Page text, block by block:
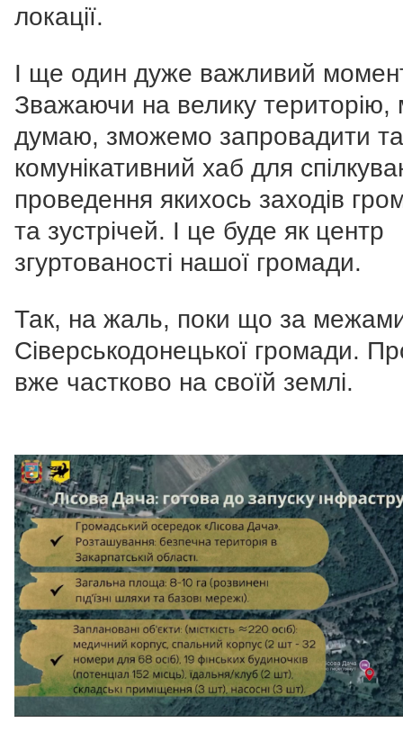
локації.
І ще один дуже важливий
Зважаючи на велику територію,
думаю, зможемо запровадити
комунікативний хаб для
проведення якихось заходів
та зустрічей. І це буде як центр
згуртованості нашої громади.
Так, на жаль, поки що за
Сіверськодонецької громади.
вже частково на своїй землі.